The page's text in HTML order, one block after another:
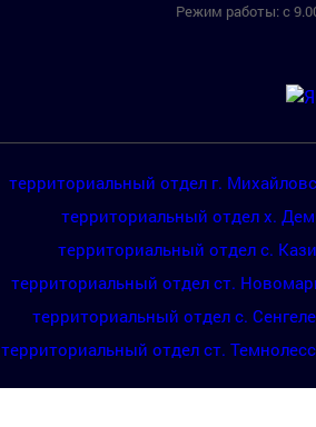
Режим работы: с
территориальный отдел г.
территориальный отдел х.
территориальный отдел с.
территориальный отдел ст.
территориальный отдел с.
территориальный отдел ст.